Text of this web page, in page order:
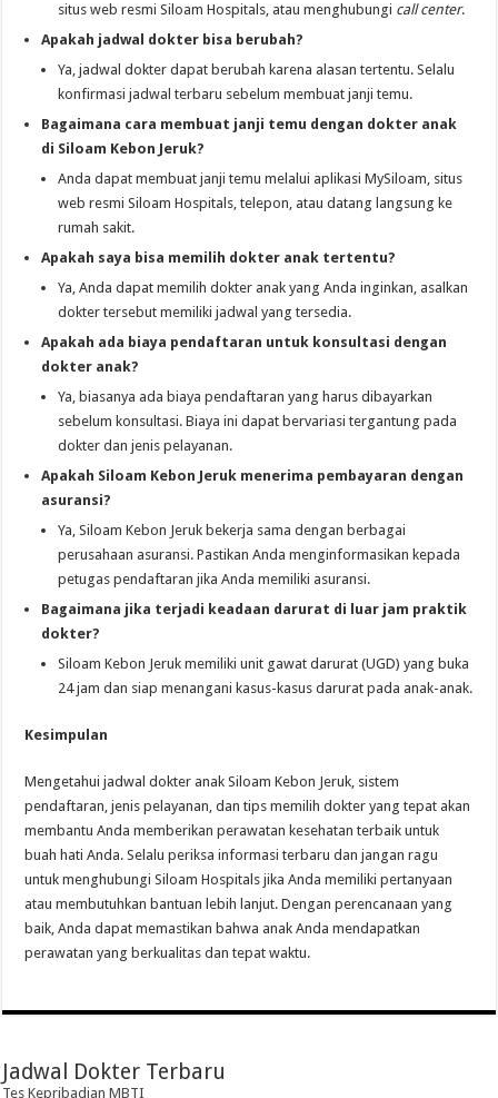
situs web resmi Siloam Hospitals, atau menghubungi call center.
Apakah jadwal dokter bisa berubah?
Ya, jadwal dokter dapat berubah karena alasan tertentu. Selalu
konfirmasi jadwal terbaru sebelum membuat janji temu.
Bagaimana cara membuat janji temu dengan dokter anak
di Siloam Kebon Jeruk?
Anda dapat membuat janji temu melalui aplikasi MySiloam, situs
web resmi Siloam Hospitals, telepon, atau datang langsung ke
rumah sakit.
Apakah saya bisa memilih dokter anak tertentu?
Ya, Anda dapat memilih dokter anak yang Anda inginkan, asalkan
dokter tersebut memiliki jadwal yang tersedia.
Apakah ada biaya pendaftaran untuk konsultasi dengan
dokter anak?
Ya, biasanya ada biaya pendaftaran yang harus dibayarkan
sebelum konsultasi. Biaya ini dapat bervariasi tergantung pada
dokter dan jenis pelayanan.
Apakah Siloam Kebon Jeruk menerima pembayaran dengan
asuransi?
Ya, Siloam Kebon Jeruk bekerja sama dengan berbagai
perusahaan asuransi. Pastikan Anda menginformasikan kepada
petugas pendaftaran jika Anda memiliki asuransi.
Bagaimana jika terjadi keadaan darurat di luar jam praktik
dokter?
Siloam Kebon Jeruk memiliki unit gawat darurat (UGD) yang buka
24 jam dan siap menangani kasus-kasus darurat pada anak-anak.
Kesimpulan
Mengetahui jadwal dokter anak Siloam Kebon Jeruk, sistem
pendaftaran, jenis pelayanan, dan tips memilih dokter yang tepat akan
membantu Anda memberikan perawatan kesehatan terbaik untuk
buah hati Anda. Selalu periksa informasi terbaru dan jangan ragu
untuk menghubungi Siloam Hospitals jika Anda memiliki pertanyaan
atau membutuhkan bantuan lebih lanjut. Dengan perencanaan yang
baik, Anda dapat memastikan bahwa anak Anda mendapatkan
perawatan yang berkualitas dan tepat waktu.
Jadwal Dokter Terbaru
Tes Kepribadian MBTI